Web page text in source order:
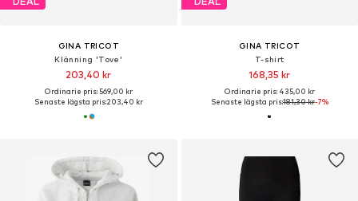
GINA TRICOT
Klänning 'Tove'
203,40 kr
Ordinarie pris: 569,00 kr
Senaste lägsta pris:203,40 kr
GINA TRICOT
T-shirt
168,35 kr
Ordinarie pris: 435,00 kr
Senaste lägsta pris:181,30 kr-7%